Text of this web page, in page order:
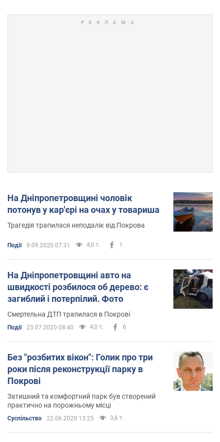
На Дніпропетровщині чоловік
потонув у кар'єрі на очах у товариша
Трагедія трапилася неподалік від Покрова
Події 9.09.2020 07:31 4,0 т. 1
На Дніпропетровщині авто на
швидкості розбилося об дерево: є
загиблий і потерпілий. Фото
Смертельна ДТП трапилася в Покрові
Події 23.07.2020 08:40 4,0 т. 6
Без "розбитих вікон": Голик про три
роки після реконструкції парку в
Покрові
Затишний та комфортний парк був створений
практично на порожньому місці
Суспільство 22.06.2020 13:25 3,6 т.